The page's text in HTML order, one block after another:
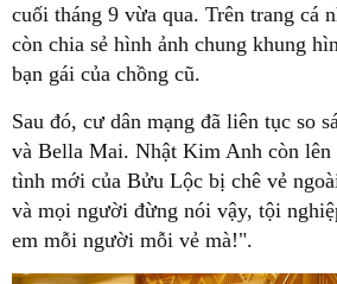
cuối tháng 9 vừa qua. Trên trang cá
còn chia sẻ hình ảnh chung khung
bạn gái của chồng cũ.
Sau đó, cư dân mạng đã liên tục so
và Bella Mai. Nhật Kim Anh còn lên
tình mới của Bửu Lộc bị chê vẻ
và mọi người đừng nói vậy, tội
em mỗi người mỗi vẻ mà!".